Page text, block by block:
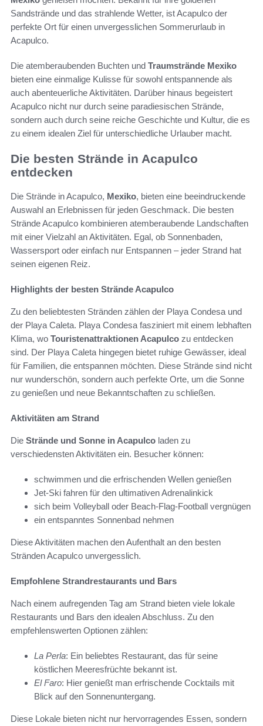
Sandstrände und das strahlende Wetter, ist Acapulco der
perfekte Ort für einen unvergesslichen Sommerurlaub in
Acapulco.
Die atemberaubenden Buchten und Traumstrände Mexiko
bieten eine einmalige Kulisse für sowohl entspannende als
auch abenteuerliche Aktivitäten. Darüber hinaus begeistert
Acapulco nicht nur durch seine paradiesischen Strände,
sondern auch durch seine reiche Geschichte und Kultur, die es
zu einem idealen Ziel für unterschiedliche Urlauber macht.
Die besten Strände in Acapulco
entdecken
Die Strände in Acapulco, Mexiko, bieten eine beeindruckende
Auswahl an Erlebnissen für jeden Geschmack. Die besten
Strände Acapulco kombinieren atemberaubende Landschaften
mit einer Vielzahl an Aktivitäten. Egal, ob Sonnenbaden,
Wassersport oder einfach nur Entspannen – jeder Strand hat
seinen eigenen Reiz.
Highlights der besten Strände Acapulco
Zu den beliebtesten Stränden zählen der Playa Condesa und
der Playa Caleta. Playa Condesa fasziniert mit einem lebhaften
Klima, wo Touristenattraktionen Acapulco zu entdecken
sind. Der Playa Caleta hingegen bietet ruhige Gewässer, ideal
für Familien, die entspannen möchten. Diese Strände sind nicht
nur wunderschön, sondern auch perfekte Orte, um die Sonne
zu genießen und neue Bekanntschaften zu schließen.
Aktivitäten am Strand
Die Strände und Sonne in Acapulco laden zu
verschiedensten Aktivitäten ein. Besucher können:
schwimmen und die erfrischenden Wellen genießen
Jet-Ski fahren für den ultimativen Adrenalinkick
sich beim Volleyball oder Beach-Flag-Football vergnügen
ein entspanntes Sonnenbad nehmen
Diese Aktivitäten machen den Aufenthalt an den besten
Stränden Acapulco unvergesslich.
Empfohlene Strandrestaurants und Bars
Nach einem aufregenden Tag am Strand bieten viele lokale
Restaurants und Bars den idealen Abschluss. Zu den
empfehlenswerten Optionen zählen:
La Perla: Ein beliebtes Restaurant, das für seine
köstlichen Meeresfrüchte bekannt ist.
El Faro: Hier genießt man erfrischende Cocktails mit
Blick auf den Sonnenuntergang.
Diese Lokale bieten nicht nur hervorragendes Essen, sondern